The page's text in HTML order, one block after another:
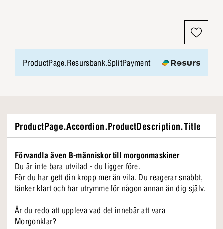
ProductPage.Resursbank.SplitPayment
ProductPage.Accordion.ProductDescription.Title
Förvandla även B-människor till morgonmaskiner
Du är inte bara utvilad - du ligger före.
För du har gett din kropp mer än vila. Du reagerar snabbt,
tänker klart och har utrymme för någon annan än dig själv.
Är du redo att uppleva vad det innebär att vara
Morgonklar?